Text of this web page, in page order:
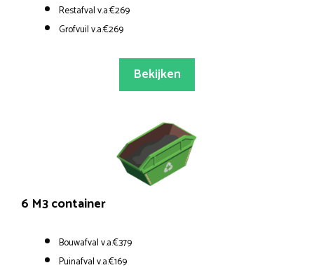
Restafval v.a.€269
Grofvuil v.a.€269
Bekijken
6 M3 container
Bouwafval v.a.€379
Puinafval v.a.€169